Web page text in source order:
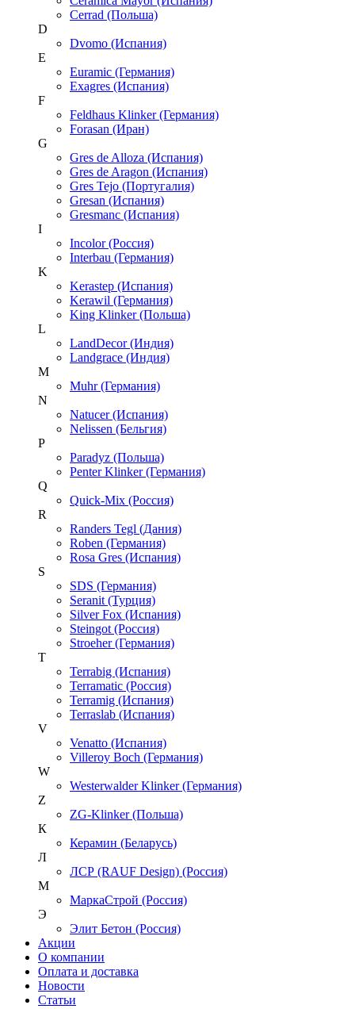
Cerrad (Польша)
D
Dvomo (Испания)
E
Euramic (Германия)
Exagres (Испания)
F
Feldhaus Klinker (Германия)
Forasan (Иран)
G
Gres de Alloza (Испания)
Gres de Aragon (Испания)
Gres Tejo (Португалия)
Gresan (Испания)
Gresmanc (Испания)
I
Incolor (Россия)
Interbau (Германия)
K
Kerastep (Испания)
Kerawil (Германия)
King Klinker (Польша)
L
LandDecor (Индия)
Landgrace (Индия)
M
Muhr (Германия)
N
Natucer (Испания)
Nelissen (Бельгия)
P
Paradyz (Польша)
Penter Klinker (Германия)
Q
Quick-Mix (Россия)
R
Randers Tegl (Дания)
Roben (Германия)
Rosa Gres (Испания)
S
SDS (Германия)
Seranit (Турция)
Silver Fox (Испания)
Steingot (Россия)
Stroeher (Германия)
T
Terrabig (Испания)
Terramatic (Россия)
Terramig (Испания)
Terraslab (Испания)
V
Venatto (Испания)
Villeroy Boch (Германия)
W
Westerwalder Klinker (Германия)
Z
ZG-Klinker (Польша)
К
Керамин (Беларусь)
Л
ЛСР (RAUF Design) (Россия)
М
МаркаСтрой (Россия)
Э
Элит Бетон (Россия)
Акции
О компании
Оплата и доставка
Новости
Статьи